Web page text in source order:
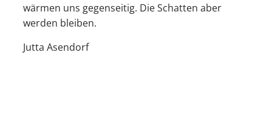
wärmen uns gegenseitig. Die Schatten aber
werden bleiben.
Jutta Asendorf